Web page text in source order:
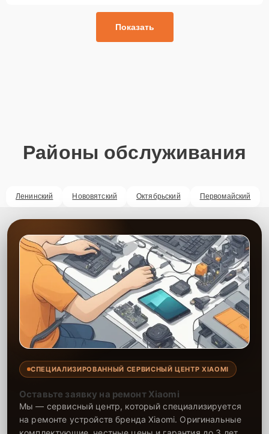
Показать
Районы обслуживания
Ленинский Нововятский Октябрьский Первомайский
СПЕЦИАЛИЗИРОВАННЫЙ СЕРВИСНЫЙ ЦЕНТР XIAOMI
Оставьте заявку на ремонт Xiaomi
Мы — сервисный центр, который специализируется
на ремонте устройств бренда Xiaomi. Оригинальные